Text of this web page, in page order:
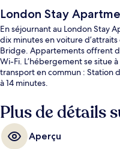
London Stay
En séjournant au London Stay
dix minutes en voiture
Bridge. Appartements offrent
Wi-Fi. L’hébergement se situe
transport en commun : Station
à 14 minutes.
Plus de détails
Aperçu